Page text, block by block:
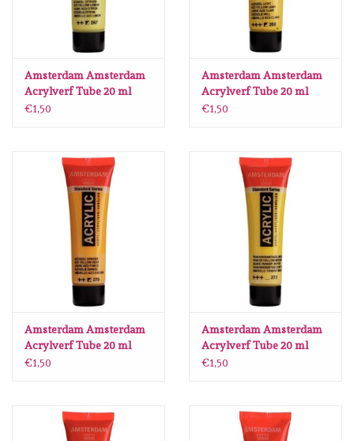
schudmateriaal
Lesia Zgharda
Magnolia
OLO Markers
Impronte D'autore
Siliconen mal
Amsterdam Amsterdam
Acrylverf Tube 20 ml
Azogeel Citroen 267
€1,50
Amsterdam Amsterdam
Acrylverf Tube 20 ml
Azogeel Licht 268
€1,50
Amsterdam Amsterdam
Acrylverf Tube 20 ml
Azogeel Donker 270
€1,50
Amsterdam Amsterdam
Acrylverf Tube 20 ml
Transparantgeel Groen
€1,50